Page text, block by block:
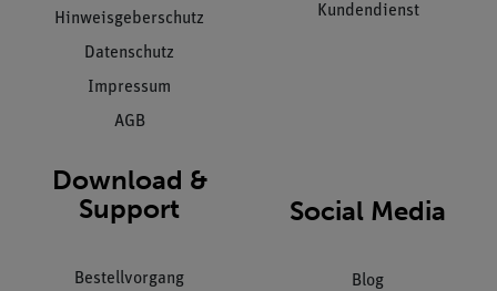
Hinweisgeberschutz
Datenschutz
Impressum
AGB
Kundendienst
Download &
Support
Bestellvorgang
Social Media
Blog